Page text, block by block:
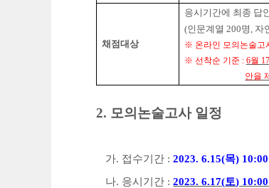
채점대상
응시기간에 최종 답
(인문계열 200명 , 자
※ 온라인 모의논술고
※ 선착순 기준 : 6월 17
안을
2. 모의논술고사 일정
가. 접수기간 :2023. 6.15(목)
나. 응시기간 :2023. 6.17(토)